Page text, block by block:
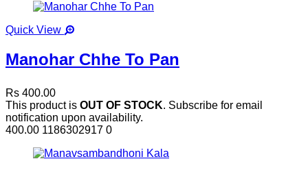
Quick View
Manohar Chhe To Pan
Rs 400.00
This product is OUT OF STOCK. Subscribe for email
notification upon availability.
400.00 1186302917 0